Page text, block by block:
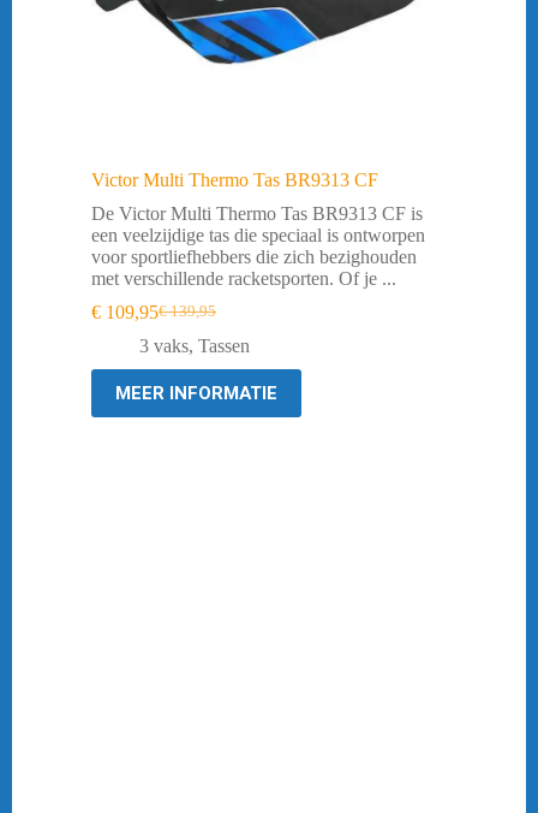
Victor Multi Thermo Tas BR9313 CF
De Victor Multi Thermo Tas BR9313 CF is
een veelzijdige tas die speciaal is ontworpen
voor sportliefhebbers die zich bezighouden
met verschillende racketsporten. Of je ...
€139,95
Oorspronkelijke
prijs
€ 139,95.
€ 109,95Huidige
prijs
€ 109,95.
3 vaks, Tassen
MEER INFORMATIE